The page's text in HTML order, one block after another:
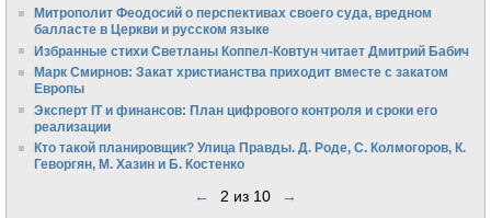
Митрополит Феодосий о перспективах своего суда, вредном
балласте в Церкви и русском языке
Избранные стихи Светланы Коппел-Ковтун читает Дмитрий Бабич
Марк Смирнов: Закат христианства приходит вместе с закатом
Европы
Эксперт IT и финансов: План цифрового контроля и сроки его
реализации
Кто такой планировщик? Улица Правды. Д. Роде, С. Колмогоров, К.
Геворгян, М. Хазин и Б. Костенко
← 2 из 10 →